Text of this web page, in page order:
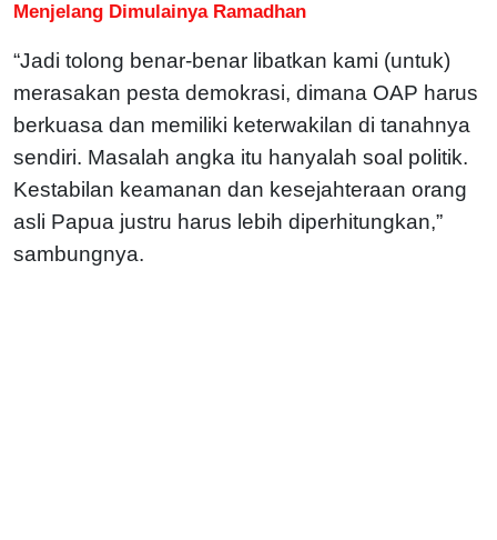
Menjelang Dimulainya Ramadhan
“Jadi tolong benar-benar libatkan kami (untuk)
merasakan pesta demokrasi, dimana OAP harus
berkuasa dan memiliki keterwakilan di tanahnya
sendiri. Masalah angka itu hanyalah soal politik.
Kestabilan keamanan dan kesejahteraan orang
asli Papua justru harus lebih diperhitungkan,”
sambungnya.